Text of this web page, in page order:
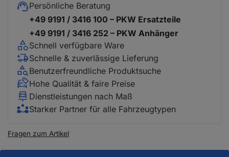
Persönliche Beratung
+49 9191 / 3416 100 – PKW Ersatzteile
+49 9191 / 3416 252 – PKW Anhänger
Schnell verfügbare Ware
Schnelle & zuverlässige Lieferung
Benutzerfreundliche Produktsuche
Hohe Qualität & faire Preise
Dienstleistungen nach Maß
Starker Partner für alle Fahrzeugtypen
Fragen zum Artikel